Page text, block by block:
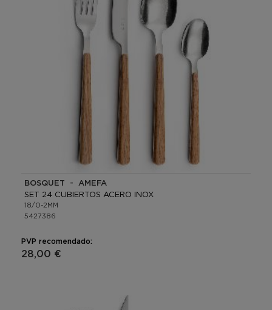
BOSQUET - AMEFA
SET 24 CUBIERTOS ACERO INOX
18/0-2MM
5427386
PVP recomendado:
28,00 €